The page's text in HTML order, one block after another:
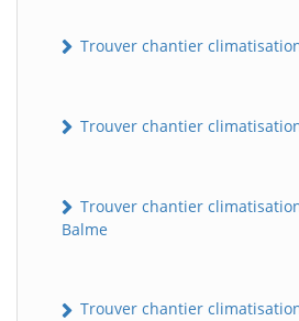
Trouver chantier
Trouver chantier
Trouver chantier
Balme
Trouver chantier